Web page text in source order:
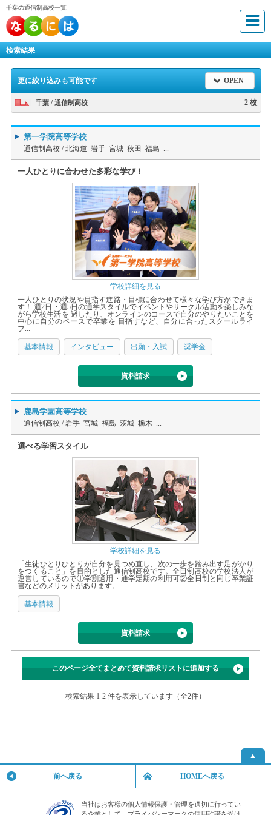
千葉の通信制高校一覧
検索結果
更に絞り込みも可能です OPEN
千葉 / 通信制高校 2 校
第一学院高等学校
通信制高校 /北海道 岩手 宮城 秋田 福島 ...
一人ひとりに合わせた多彩な学び！
学校詳細を見る
一人ひとりの状況や目指す進路・目標に合わせて様々な学び方ができま
す！ 週2日・週5日の通学スタイルでイベントやサークル活動を楽しみな
がら学校生活を 過したり、オンラインのコースで自分のやりたいことを
中心に自分のペースで卒業を 目指すなど、自分に合ったスクールライ
フ...
基本情報 インタビュー 出願・入試 奨学金
資料請求
鹿島学園高等学校
通信制高校 /岩手 宮城 福島 茨城 栃木 ...
選べる学習スタイル
学校詳細を見る
「生徒ひとりひとりが自分を見つめ直し、次の一歩を踏み出す足がかり
をつくること」を目的とした通信制高校です。全日制高校の学校法人が
運営しているので①学割適用・通学定期の利用可②全日制と同じ卒業証
書などのメリットがあります。
基本情報
資料請求
このページ全てまとめて資料請求リストに追加する
検索結果 1-2 件を表示しています（全2件）
▲
前へ戻る HOMEへ戻る
当社はお客様の個人情報保護・管理を適切に行ってい